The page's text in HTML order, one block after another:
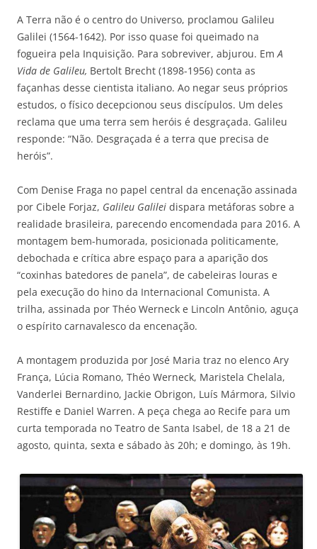
A Terra não é o centro do Universo, proclamou Galileu
Galilei (1564-1642). Por isso quase foi queimado na
fogueira pela Inquisição. Para sobreviver, abjurou. EmA
Vida de Galileu, Bertolt Brecht (1898-1956) conta as
façanhas desse cientista italiano. Ao negar seus próprios
estudos, o físico decepcionou seus discípulos. Um deles
reclama que uma terra sem heróis é desgraçada. Galileu
responde: “Não. Desgraçada é a terra que precisa de
heróis”.
Com Denise Fraga no papel central da encenação assinada
por Cibele Forjaz, Galileu Galilei dispara metáforas sobre a
realidade brasileira, parecendo encomendada para 2016. A
montagem bem-humorada, posicionada politicamente,
debochada e crítica abre espaço para a aparição dos
“coxinhas batedores de panela”, de cabeleiras louras e
pela execução do hino da Internacional Comunista. A
trilha, assinada por Théo Werneck e Lincoln Antônio, aguça
o espírito carnavalesco da encenação.
A montagem produzida por José Maria traz no elenco Ary
França, Lúcia Romano, Théo Werneck, Maristela Chelala,
Vanderlei Bernardino, Jackie Obrigon, Luís Mármora, Silvio
Restiffe e Daniel Warren. A peça chega ao Recife para um
curta temporada no Teatro de Santa Isabel, de 18 a 21 de
agosto, quinta, sexta e sábado às 20h; e domingo, às 19h.